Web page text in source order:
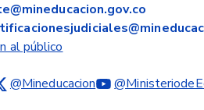
al público
@Mineducacion